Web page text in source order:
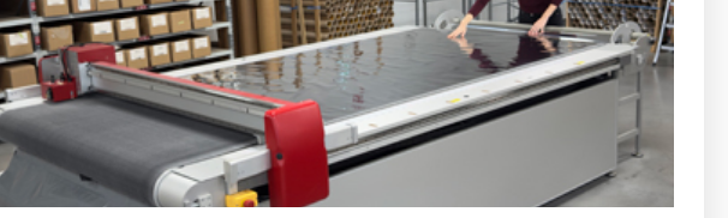
conseillers commerciaux
Le covering revient moins cher
calculateur